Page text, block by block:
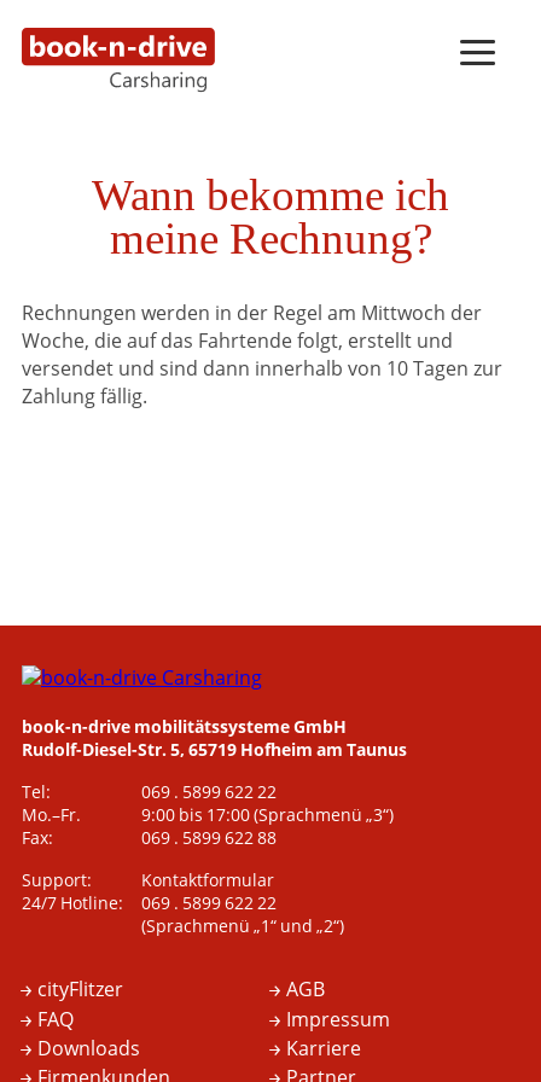
Wann bekomme ich
meine Rechnung?
Rechnungen werden in der Regel am Mittwoch der
Woche, die auf das Fahrtende folgt, erstellt und
versendet und sind dann innerhalb von 10 Tagen zur
Zahlung fällig.
book-n-drive mobilitätssysteme GmbH
Rudolf-Diesel-Str. 5, 65719 Hofheim am Taunus
Tel:
069 . 5899 622 22
Mo.–Fr.
9:00 bis 17:00(Sprachmenü „3“)
Fax:
069 . 5899 622 88
Support:
Kontaktformular
24/7 Hotline:
069 . 5899 622 22
(Sprachmenü „1“ und „2“)
cityFlitzer
FAQ
Downloads
AGB
Impressum
Karriere